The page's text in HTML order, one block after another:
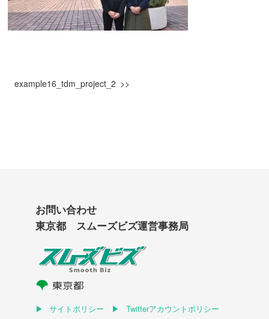
example16_tdm_project_2
お問い合わせ
東京都 スムーズビズ運営事務局
サイトポリシー
Twitterアカウントポリシー